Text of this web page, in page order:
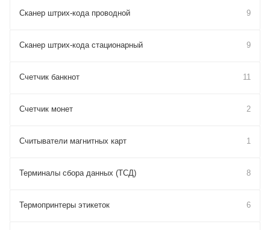
Сканер штрих-кода проводной 9
Сканер штрих-кода стационарный 9
Счетчик банкнот 11
Счетчик монет 2
Считыватели магнитных карт 1
Терминалы сбора данных (ТСД) 8
Термопринтеры этикеток 6